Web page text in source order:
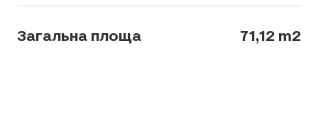
Загальна площа 71,12 m2